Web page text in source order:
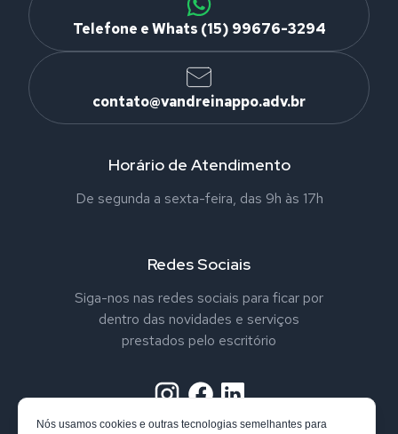
Telefone e Whats (15) 99676-3294
contato@vandreinappo.adv.br
Horário de Atendimento
De segunda a sexta-feira, das 9h às 17h
Redes Sociais
Siga-nos nas redes sociais para ficar por
dentro das novidades e serviços
prestados pelo escritório
Nós usamos cookies e outras tecnologias semelhantes para